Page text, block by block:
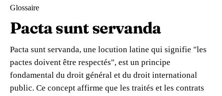
🇧🇪 Belgique
🇮🇹 Italie
🇬🇧
🇨🇭 Suisse
🇧🇪
🇩🇪Allemagne
Expert-comptable e-commerce
Expert-comptable Amazon
Ressources & Blog
Blog
Glossaire
Vérifier un n° TVA
Glossaire
Pacta sunt servanda
Pacta sunt servanda, une locution latine qui signifie "les
pactes doivent être respectés", est un principe
fondamental du droit général et du droit international
public. Ce concept affirme que les traités et les contrats